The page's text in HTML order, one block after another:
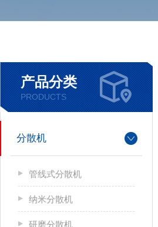
产品分类
PRODUCTS
分散机
管线式分散机
纳米分散机
研磨分散机